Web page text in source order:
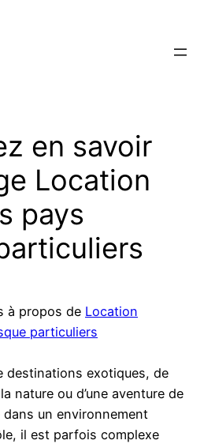
en savoir
Location
pays
à propos de Location
particuliers
destinations exotiques, de
nature ou d’une aventure de
dans un environnement
il est parfois complexe